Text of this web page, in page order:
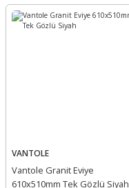
VANTOLE
Vantole Granit Eviye
610x510mm Tek Gözlü Siyah